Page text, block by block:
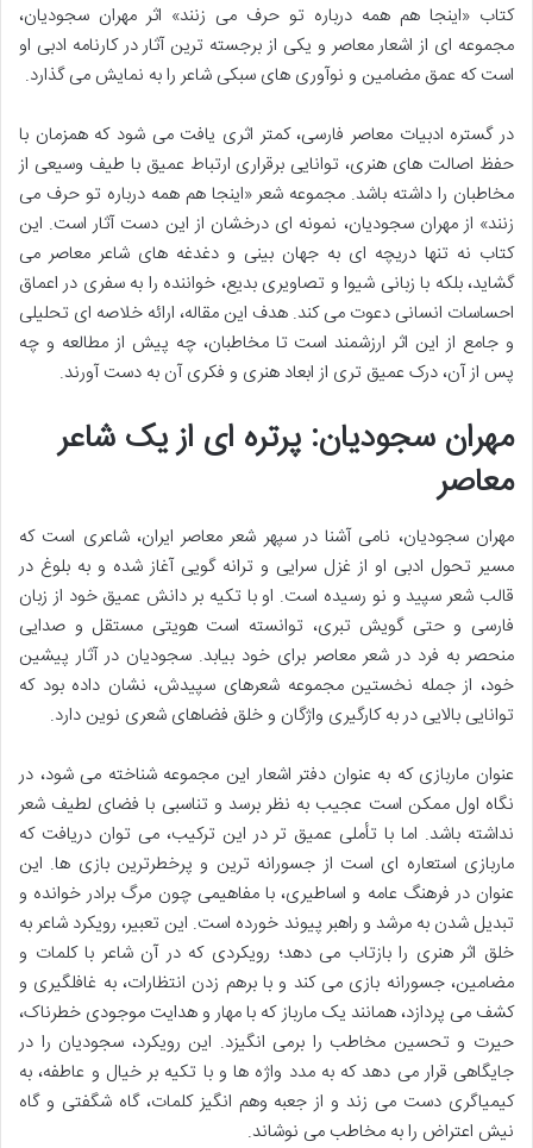
کتاب «اینجا هم همه درباره تو حرف می زنند» اثر مهران سجودیان،
مجموعه ای از اشعار معاصر و یکی از برجسته ترین آثار در کارنامه ادبی او
است که عمق مضامین و نوآوری های سبکی شاعر را به نمایش می گذارد.
در گستره ادبیات معاصر فارسی، کمتر اثری یافت می شود که همزمان با
حفظ اصالت های هنری، توانایی برقراری ارتباط عمیق با طیف وسیعی از
مخاطبان را داشته باشد. مجموعه شعر «اینجا هم همه درباره تو حرف می
زنند» از مهران سجودیان، نمونه ای درخشان از این دست آثار است. این
کتاب نه تنها دریچه ای به جهان بینی و دغدغه های شاعر معاصر می
گشاید، بلکه با زبانی شیوا و تصاویری بدیع، خواننده را به سفری در اعماق
احساسات انسانی دعوت می کند. هدف این مقاله، ارائه خلاصه ای تحلیلی
و جامع از این اثر ارزشمند است تا مخاطبان، چه پیش از مطالعه و چه
پس از آن، درک عمیق تری از ابعاد هنری و فکری آن به دست آورند.
مهران سجودیان: پرتره ای از یک شاعر
معاصر
مهران سجودیان، نامی آشنا در سپهر شعر معاصر ایران، شاعری است که
مسیر تحول ادبی او از غزل سرایی و ترانه گویی آغاز شده و به بلوغ در
قالب شعر سپید و نو رسیده است. او با تکیه بر دانش عمیق خود از زبان
فارسی و حتی گویش تبری، توانسته است هویتی مستقل و صدایی
منحصر به فرد در شعر معاصر برای خود بیابد. سجودیان در آثار پیشین
خود، از جمله نخستین مجموعه شعرهای سپیدش، نشان داده بود که
توانایی بالایی در به کارگیری واژگان و خلق فضاهای شعری نوین دارد.
عنوان ماربازی که به عنوان دفتر اشعار این مجموعه شناخته می شود، در
نگاه اول ممکن است عجیب به نظر برسد و تناسبی با فضای لطیف شعر
نداشته باشد. اما با تأملی عمیق تر در این ترکیب، می توان دریافت که
ماربازی استعاره ای است از جسورانه ترین و پرخطرترین بازی ها. این
عنوان در فرهنگ عامه و اساطیری، با مفاهیمی چون مرگ برادر خوانده و
تبدیل شدن به مرشد و راهبر پیوند خورده است. این تعبیر، رویکرد شاعر به
خلق اثر هنری را بازتاب می دهد؛ رویکردی که در آن شاعر با کلمات و
مضامین، جسورانه بازی می کند و با برهم زدن انتظارات، به غافلگیری و
کشف می پردازد، همانند یک مارباز که با مهار و هدایت موجودی خطرناک،
حیرت و تحسین مخاطب را برمی انگیزد. این رویکرد، سجودیان را در
جایگاهی قرار می دهد که به مدد واژه ها و با تکیه بر خیال و عاطفه، به
کیمیاگری دست می زند و از جعبه وهم انگیز کلمات، گاه شگفتی و گاه
نیش اعتراض را به مخاطب می نوشاند.